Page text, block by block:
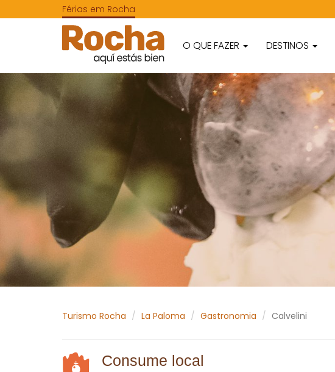
Férias em Rocha
O QUE FAZER DESTINOS
Turismo Rocha La Paloma Gastronomia Calvelini
Consume local